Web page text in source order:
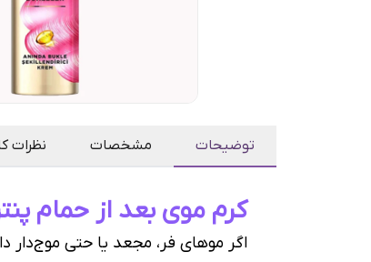
توضیحات مشخصات نظرات
کرم موی بعد از حمام
اگر موهای فر، مجعد یا حتی